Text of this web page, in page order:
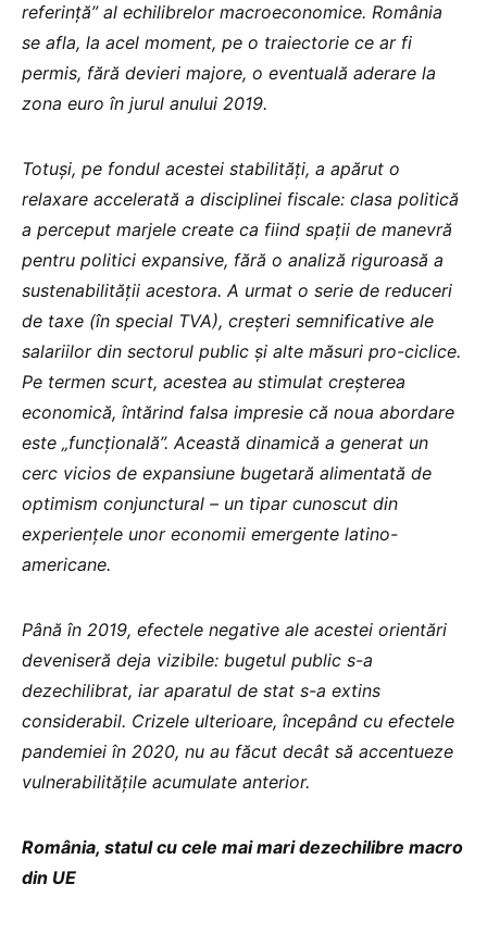
referință” al echilibrelor macroeconomice. România
se afla, la acel moment, pe o traiectorie ce ar fi
permis, fără devieri majore, o eventuală aderare la
zona euro în jurul anului 2019.
Totuși, pe fondul acestei stabilități, a apărut o
relaxare accelerată a disciplinei fiscale: clasa politică
a perceput marjele create ca fiind spații de manevră
pentru politici expansive, fără o analiză riguroasă a
sustenabilității acestora. A urmat o serie de reduceri
de taxe (în special TVA), creșteri semnificative ale
salariilor din sectorul public și alte măsuri pro-ciclice.
Pe termen scurt, acestea au stimulat creșterea
economică, întărind falsa impresie că noua abordare
este „funcțională”. Această dinamică a generat un
cerc vicios de expansiune bugetară alimentată de
optimism conjunctural – un tipar cunoscut din
experiențele unor economii emergente latino-
americane.
Până în 2019, efectele negative ale acestei orientări
deveniseră deja vizibile: bugetul public s-a
dezechilibrat, iar aparatul de stat s-a extins
considerabil. Crizele ulterioare, începând cu efectele
pandemiei în 2020, nu au făcut decât să accentueze
vulnerabilitățile acumulate anterior.
România, statul cu cele mai mari dezechilibre macro
din UE